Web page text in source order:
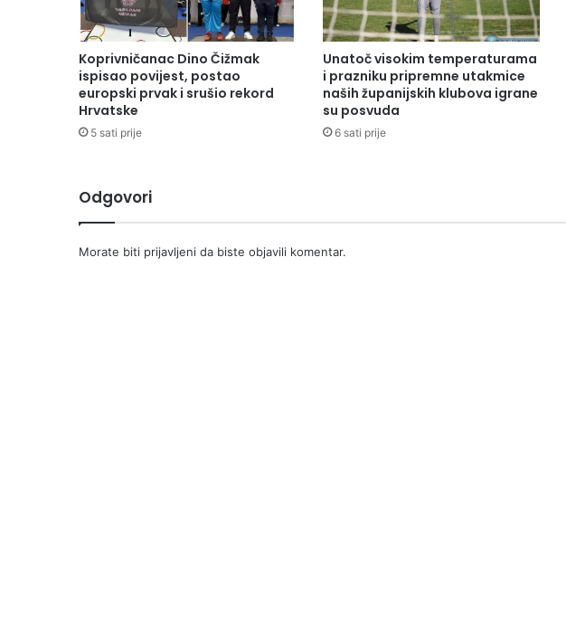
Koprivničanac Dino Čižmak
ispisao povijest, postao
europski prvak i srušio rekord
Hrvatske
5 sati prije
Unatoč visokim temperaturama
i prazniku pripremne utakmice
naših županijskih klubova igrane
su posvuda
6 sati prije
Odgovori
Morate biti prijavljeni da biste objavili komentar.